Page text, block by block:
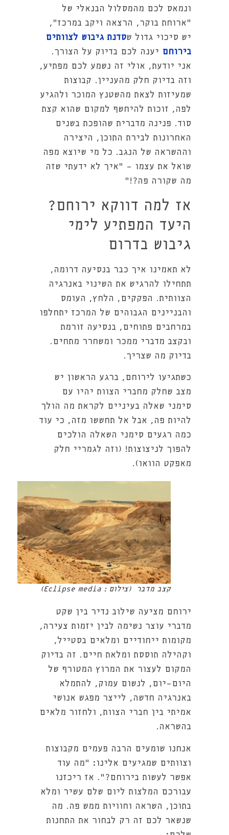
ונמאס לכם מהמסלול הבנאלי של
"ארוחת בוקר, הרצאה ויקב במרכז",
יש סיכוי גדול שסדנת גיבוש לצוותים
בירוחם יענה לכם בדיוק על הצורך.
אני יודעת, אולי זה נשמע לכם מפתיע,
וזה בדיוק חלק מהעניין. קבוצות
שמעיזות לצאת מהשטנץ המוכר ולהגיע
לפה, זוכות להיחשף למקום שהוא קצת
סוד. פנינה מדברית שהופכת בשנים
האחרונות לבירת התוכן, היצירה
וההשראה של הנגב. כל מי שיוצא מפה
שואל את עצמו - "איך לא ידעתי שזה
מה שקורה פה?!"
אז למה דווקא ירוחם?
היעד המפתיע לימי
גיבוש בדרום
לא תאמינו איך כבר בנסיעה דרומה,
תתחילו להרגיש את השינוי באנרגיה
הצוותית. הפקקים, הלחץ, העומס
והבניינים הגבוהים של המרכז יתחלפו
במרחבים פתוחים, בנסיעה זורמת
ובקצב מדברי ממכר ומשחרר מתחים.
בדיוק מה שצריך.
כשתגיעו לירוחם, ברגע הראשון יש
מצב שחלק מחברי הצוות יהיו עם
סימני שאלה בעיניים לקראת מה הולך
להיות פה, אבל אל תחששו מזה, כי עוד
כמה רגעים סימני השאלה הולכים
להפוך לניצוצות! (וזה לגמריי חלק
מאפקט הוואו).
קצב מדבר (צילום : Eclipse media)
ירוחם מציעה שילוב נדיר בין שקט
מדברי עוצר נשימה לבין יזמות צעירה,
מקומות ייחודיים ומלאים בסטייל,
וקהילה תוססת ומלאת חיים. זה בדיוק
המקום לעצור את המרוץ המטורף של
היום-יום, לנשום עמוק, להתמלא
באנרגיה חדשה, לייצר מפגש אנושי
אמיתי בין חברי הצוות, ולחזור מלאים
בהשראה.
אנחנו שומעים הרבה פעמים מקבוצות
וצוותים שמגיעים אלינו: "מה עוד
אפשר לעשות בירוחם?". אז ריכזנו
עבורכם המלצות ליום שלם עשיר ומלא
בתוכן, השראה וחוויות ממש פה. מה
שנשאר לכם זה רק לבחור את התחנות